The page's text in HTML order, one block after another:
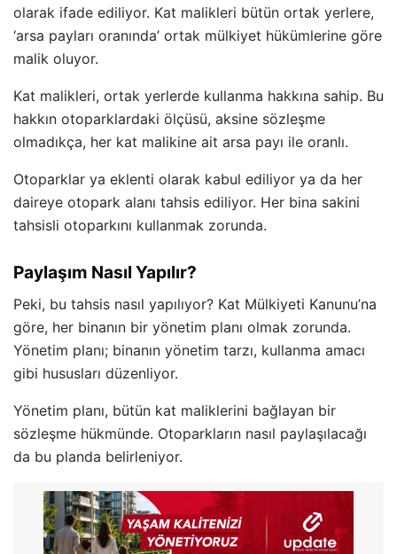
olarak ifade ediliyor. Kat malikleri bütün ortak yerlere,
‘arsa payları oranında’ ortak mülkiyet hükümlerine göre
malik oluyor.
Kat malikleri, ortak yerlerde kullanma hakkına sahip. Bu
hakkın otoparklardaki ölçüsü, aksine sözleşme
olmadıkça, her kat malikine ait arsa payı ile oranlı.
Otoparklar ya eklenti olarak kabul ediliyor ya da her
daireye otopark alanı tahsis ediliyor. Her bina sakini
tahsisli otoparkını kullanmak zorunda.
Paylaşım Nasıl Yapılır?
Peki, bu tahsis nasıl yapılıyor? Kat Mülkiyeti Kanunu’na
göre, her binanın bir yönetim planı olmak zorunda.
Yönetim planı; binanın yönetim tarzı, kullanma amacı
gibi hususları düzenliyor.
Yönetim planı, bütün kat maliklerini bağlayan bir
sözleşme hükmünde. Otoparkların nasıl paylaşılacağı
da bu planda belirleniyor.